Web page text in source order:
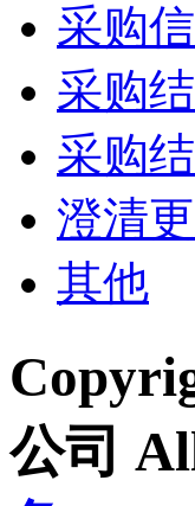
采购
采购
采购
澄清
其他
公司